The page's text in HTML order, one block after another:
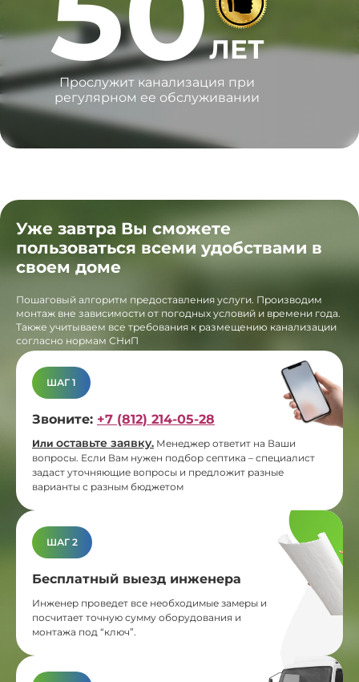
ЛЕТ
Прослужит канализация при
регулярном ее обслуживании
Уже завтра Вы сможете
пользоваться всеми удобствами в
своем доме
Пошаговый алгоритм предоставления услуги. Производим
монтаж вне зависимости от погодных условий и времени года.
Также учитываем все требования к размещению канализации
согласно нормам СНиП
ШАГ 1
Звоните: +7 (812) 214-05-28
Или оставьте заявку. Менеджер ответит на Ваши
вопросы. Если Вам нужен подбор септика – специалист
задаст уточняющие вопросы и предложит разные
варианты с разным бюджетом
ШАГ 2
Бесплатный выезд инженера
Инженер проведет все необходимые замеры и
посчитает точную сумму оборудования и
монтажа под “ключ”.